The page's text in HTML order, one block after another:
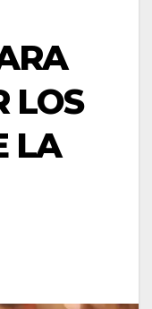
LOS
LA